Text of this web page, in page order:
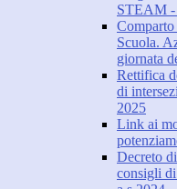
STEAM -
Comparto
Scuola.
giornata
Rettifica
di
2025
Link ai
Decreto
consigli di